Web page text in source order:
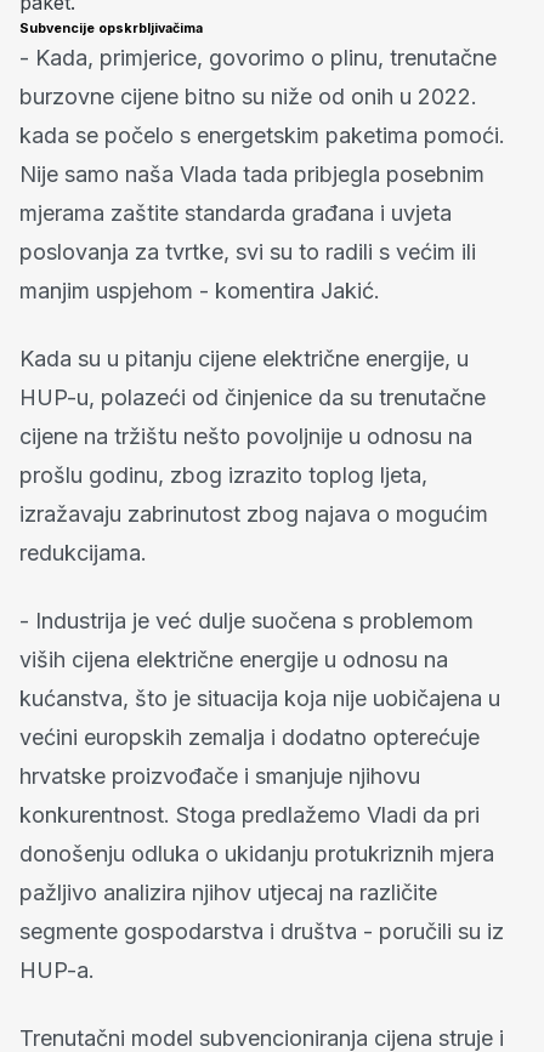
Subvencije opskrbljivačima
- Kada, primjerice, govorimo o plinu, trenutačne
burzovne cijene bitno su niže od onih u 2022.
kada se počelo s energetskim paketima pomoći.
Nije samo naša Vlada tada pribjegla posebnim
mjerama zaštite standarda građana i uvjeta
poslovanja za tvrtke, svi su to radili s većim ili
manjim uspjehom - komentira Jakić.
Kada su u pitanju cijene električne energije, u
HUP-u, polazeći od činjenice da su trenutačne
cijene na tržištu nešto povoljnije u odnosu na
prošlu godinu, zbog izrazito toplog ljeta,
izražavaju zabrinutost zbog najava o mogućim
redukcijama.
- Industrija je već dulje suočena s problemom
viših cijena električne energije u odnosu na
kućanstva, što je situacija koja nije uobičajena u
većini europskih zemalja i dodatno opterećuje
hrvatske proizvođače i smanjuje njihovu
konkurentnost. Stoga predlažemo Vladi da pri
donošenju odluka o ukidanju protukriznih mjera
pažljivo analizira njihov utjecaj na različite
segmente gospodarstva i društva - poručili su iz
HUP-a.
Trenutačni model subvencioniranja cijena struje i